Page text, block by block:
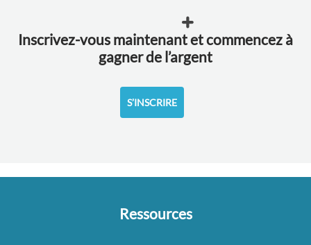
Inscrivez-vous maintenant et commencez à
gagner de l’argent
S’INSCRIRE
Ressources